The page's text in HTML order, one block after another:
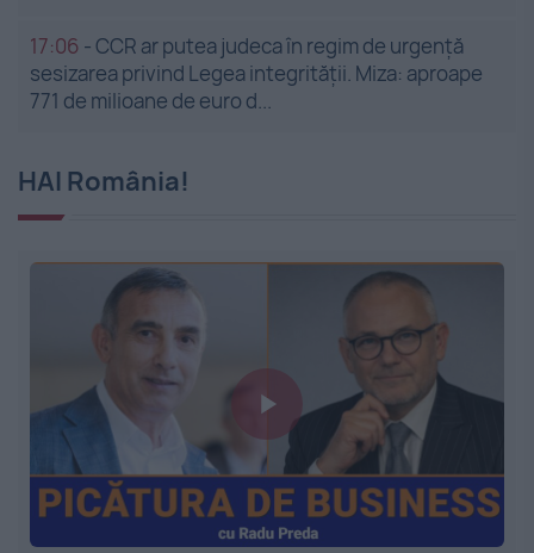
17:06 -CCR ar putea judeca în regim de urgență
sesizarea privind Legea integrității. Miza: aproape
771 de milioane de euro d...
HAI România!